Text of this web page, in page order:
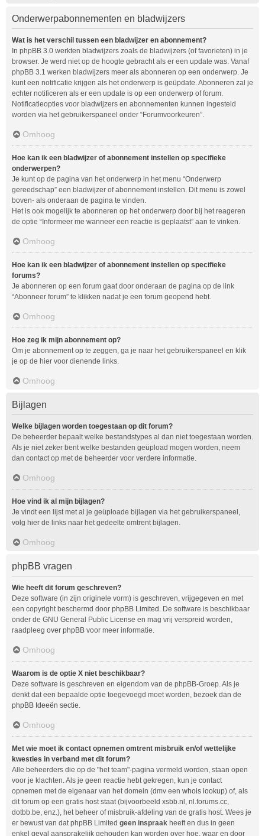
Onderwerpabonnementen en bladwijzers
Wat is het verschil tussen een bladwijzer en abonnement?
In phpBB 3.0 werkten bladwijzers zoals de bladwijzers (of favorieten) in je
browser. Je werd niet op de hoogte gebracht als er een update was. Vanaf
phpBB 3.1 werken bladwijzers meer als abonneren op een onderwerp. Je
kunt een notificatie krijgen als het onderwerp is geüpdate. Abonneren zal je
echter notificeren als er een update is op een onderwerp of forum.
Notificatieopties voor bladwijzers en abonnementen kunnen ingesteld
worden via het gebruikerspaneel onder “Forumvoorkeuren”.
Omhoog
Hoe kan ik een bladwijzer of abonnement instellen op specifieke
onderwerpen?
Je kunt op de pagina van het onderwerp in het menu “Onderwerp
gereedschap” een bladwijzer of abonnement instellen. Dit menu is zowel
boven- als onderaan de pagina te vinden.
Het is ook mogelijk te abonneren op het onderwerp door bij het reageren
de optie “Informeer me wanneer een reactie is geplaatst” aan te vinken.
Omhoog
Hoe kan ik een bladwijzer of abonnement instellen op specifieke
forums?
Je abonneren op een forum gaat door onderaan de pagina op de link
“Abonneer forum” te klikken nadat je een forum geopend hebt.
Omhoog
Hoe zeg ik mijn abonnement op?
Om je abonnement op te zeggen, ga je naar het gebruikerspaneel en klik
je op de hier voor dienende links.
Omhoog
Bijlagen
Welke bijlagen worden toegestaan op dit forum?
De beheerder bepaalt welke bestandstypes al dan niet toegestaan worden.
Als je niet zeker bent welke bestanden geüpload mogen worden, neem
dan contact op met de beheerder voor verdere informatie.
Omhoog
Hoe vind ik al mijn bijlagen?
Je vindt een lijst met al je geüploade bijlagen via het gebruikerspaneel,
volg hier de links naar het gedeelte omtrent bijlagen.
Omhoog
phpBB vragen
Wie heeft dit forum geschreven?
Deze software (in zijn originele vorm) is geschreven, vrijgegeven en met
een copyright beschermd door phpBB Limited . De software is beschikbaar
onder de GNU General Public License en mag vrij verspreid worden,
raadpleeg over phpBB voor meer informatie.
Omhoog
Waarom is de optie X niet beschikbaar?
Deze software is geschreven en eigendom van de phpBB-Groep. Als je
denkt dat een bepaalde optie toegevoegd moet worden, bezoek dan de
phpBB Ideeën sectie.
Omhoog
Met wie moet ik contact opnemen omtrent misbruik en/of wettelijke
kwesties in verband met dit forum?
Alle beheerders die op de "het team"-pagina vermeld worden, staan open
voor je klachten. Als je geen reactie hebt gekregen, kun je contact
opnemen met de eigenaar van het domein (dmv een whois lookup) of, als
dit forum op een gratis host staat (bijvoorbeeld xsbb.nl, nl.forums.cc,
dotbb.be, enz.), het beheer of misbruik-afdeling van de gratis host. Wees je
er bewust van dat phpBB Limited geen inspraak heeft en dus in geen
enkel geval aansprakelijk gehouden kan worden over hoe, waar en door